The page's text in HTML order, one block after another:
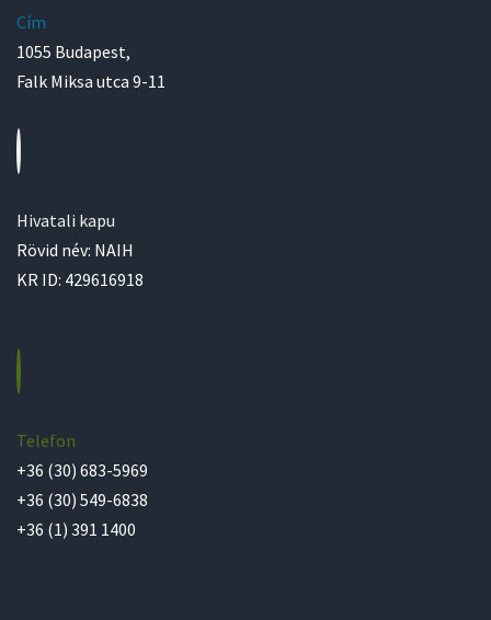
Cím
1055 Budapest,
Falk Miksa utca 9-11
Hivatali kapu
Rövid név: NAIH
KR ID: 429616918
Telefon
+36 (30) 683-5969
+36 (30) 549-6838
+36 (1) 391 1400